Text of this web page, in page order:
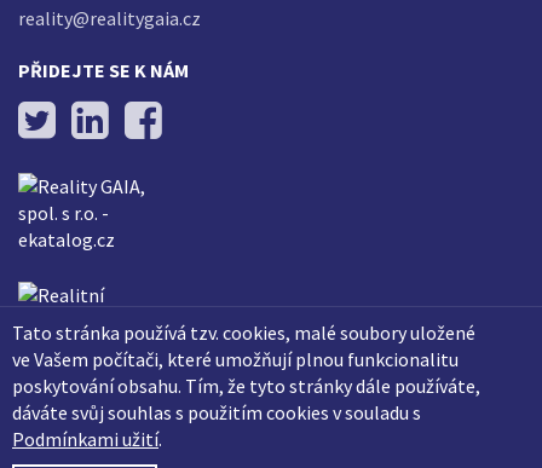
Tato stránka používá tzv. cookies, malé soubory uložené
ve Vašem počítači, které umožňují plnou funkcionalitu
poskytování obsahu. Tím, že tyto stránky dále používáte,
dáváte svůj souhlas s použitím cookies v souladu s
Podmínkami užití.
reality@realitygaia.cz
PŘIDEJTE SE K NÁM